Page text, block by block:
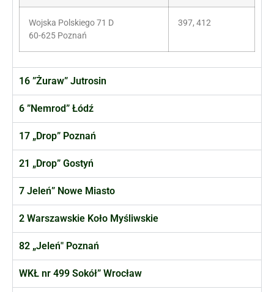
Wojska Polskiego 71 D
60-625 Poznań
397, 412
16 ”Żuraw” Jutrosin
6 ”Nemrod” Łódź
17 „Drop” Poznań
21 „Drop” Gostyń
7 Jeleń” Nowe Miasto
2 Warszawskie Koło Myśliwskie
82 „Jeleń" Poznań
WKŁ nr 499 Sokół” Wrocław